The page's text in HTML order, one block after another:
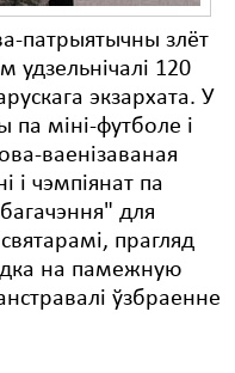
патрыятычны злёт
удзельнічалі 120
экзархата. У
па міні-футболе і
ваенізаваная
і чэмпіянат па
для
прагляд
на памежную
ўзбраенне